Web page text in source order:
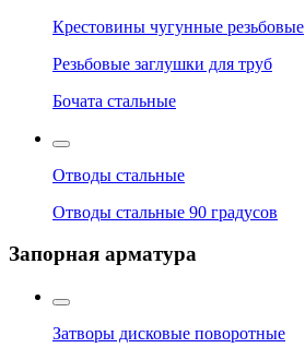
Крестовины чугунные резьбовые
Резьбовые заглушки для труб
Бочата стальные
Отводы стальные
Отводы стальные 90 градусов
Запорная арматура
Затворы дисковые поворотные